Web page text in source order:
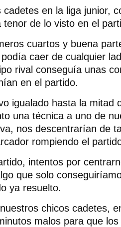
en la liga junior,
tenor de lo visto en el
cuartos y buena
caer de cualquier
rival conseguía unas
en el partido.
igualado hasta la mitad
una técnica a uno de
nos descentrarían de
rompiendo el
intentos por
que solo
ya resuelto.
chicos cadetes,
malos para que